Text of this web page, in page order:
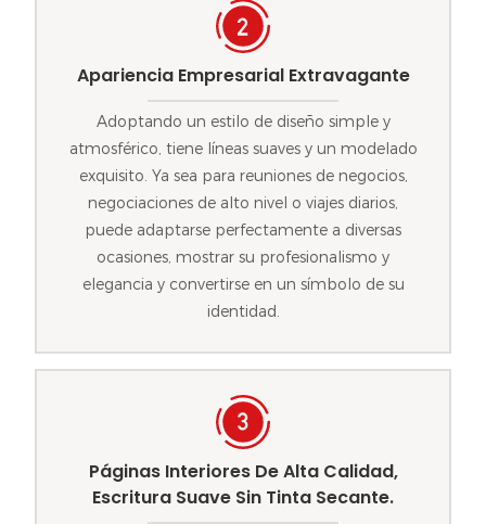
Apariencia Empresarial Extravagante
Adoptando un estilo de diseño simple y
atmosférico, tiene líneas suaves y un modelado
exquisito. Ya sea para reuniones de negocios,
negociaciones de alto nivel o viajes diarios,
puede adaptarse perfectamente a diversas
ocasiones, mostrar su profesionalismo y
elegancia y convertirse en un símbolo de su
identidad.
Páginas Interiores De Alta Calidad,
Escritura Suave Sin Tinta Secante.